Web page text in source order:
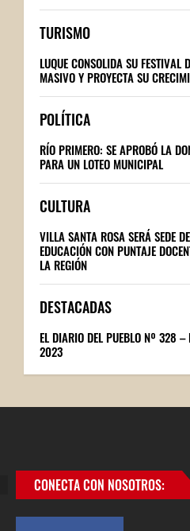
TURISMO
LUQUE CONSOLIDA SU FESTIVAL
MASIVO Y PROYECTA SU
POLÍTICA
RÍO PRIMERO: SE APROBÓ LA
PARA UN LOTEO MUNICIPAL
CULTURA
VILLA SANTA ROSA SERÁ SEDE
EDUCACIÓN CON PUNTAJE
LA REGIÓN
DESTACADAS
EL DIARIO DEL PUEBLO Nº 328
2023
CONECTA CON NOSOTROS: